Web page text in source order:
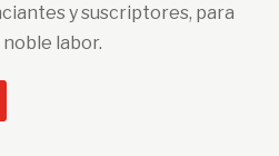
y suscriptores, para
labor.